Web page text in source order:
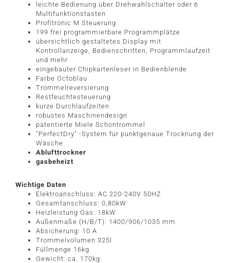
leichte Bedienung über Drehwahlschalter oder 6
Multifunktionstasten
Profitronic M Steuerung
199 frei programmierbare Programmplätze
übersichtlich gestaltetes Display mit
Kontrollanzeige, Bedienschritten, Programmlaufzeit
und mehr
eingebauter Chipkartenleser in Bedienblende
Farbe Octoblau
Trommelreversierung
Restfeuchtesteuerung
kurze Durchlaufzeiten
robustes Maschinendesign
patentierte Miele Schontrommel
"PerfectDry" -System für punktgenaue Trocknung der
Wäsche
Ablufttrockner
gasbeheizt
Wichtige Daten
Elektroanschluss: AC 220-240V 50HZ
Gesamtanschluss: 0,80kW
Heizleistung Gas: 18kW
Außenmaße (H/B/T): 1400/906/1035 mm
Absicherung: 10 A
Trommelvolumen 325l
Füllmenge 16kg
Gewicht: ca. 170kg